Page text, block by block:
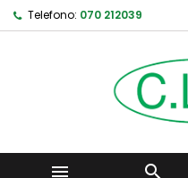
Telefono: 070 212039
 